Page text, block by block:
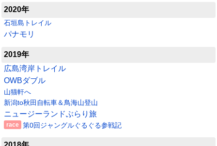
2020年
石垣島トレイル
パナモリ
2019年
広島湾岸トレイル
OWBダブル
山猫軒へ
新潟to秋田自転車＆鳥海山登山
ニュージーランドぶらり旅
第0回ジャングルぐるぐる参戦記